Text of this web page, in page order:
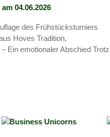
04.06.2026
des Frühstücksturniers
Hoves Tradition,
Ein emotionaler Abschied Trotz